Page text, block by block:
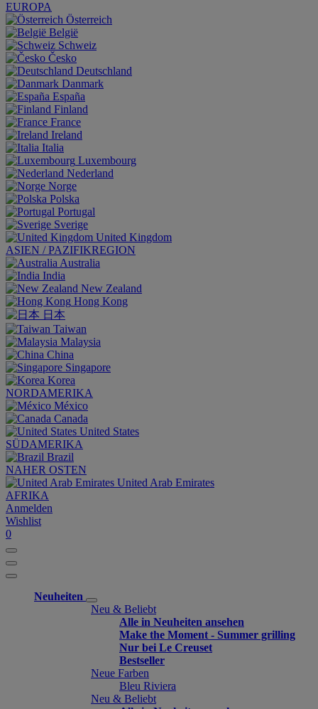
EUROPA
Österreich
België
Schweiz
Česko
Deutschland
Danmark
España
Finland
France
Ireland
Italia
Luxembourg
Nederland
Norge
Polska
Portugal
Sverige
United Kingdom
ASIEN / PAZIFIKREGION
Australia
India
New Zealand
Hong Kong
日本
Taiwan
Malaysia
China
Singapore
Korea
NORDAMERIKA
México
Canada
United States
SÜDAMERIKA
Brazil
NAHER OSTEN
United Arab Emirates
AFRIKA
Anmelden
Wishlist
0
Neuheiten
Neu & Beliebt
Alle in Neuheiten ansehen
Make the Moment - Summer grilling
Nur bei Le Creuset
Bestseller
Neue Farben
Bleu Riviera
Neu & Beliebt